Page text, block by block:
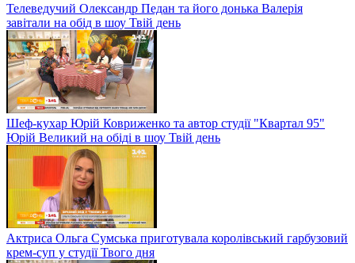
Телеведучий Олександр Педан та його донька Валерія
завітали на обід в шоу Твій день
Шеф-кухар Юрій Ковриженко та автор студії "Квартал 95"
Юрій Великий на обіді в шоу Твій день
Актриса Ольга Сумська приготувала королівський гарбузовий
крем-суп у студії Твого дня